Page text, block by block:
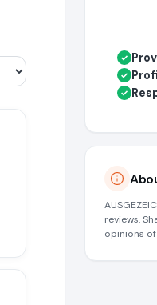
✓
✓
✓
reviews.
opinions